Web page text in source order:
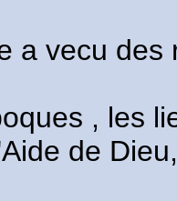
a vecu
, les
de